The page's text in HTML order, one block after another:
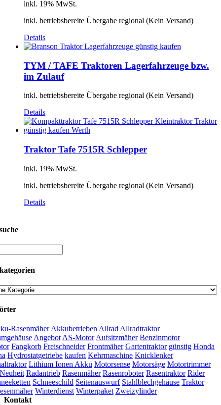
inkl. 19% MwSt.
inkl. betriebsbereite Übergabe regional (Kein Versand)
Details
TYM / TAFE Traktoren Lagerfahrzeuge bzw.
im Zulauf
inkl. betriebsbereite Übergabe regional (Kein Versand)
Details
Traktor Tafe 7515R Schlepper
inkl. 19% MwSt.
inkl. betriebsbereite Übergabe regional (Kein Versand)
Details
Rasenmäher Akkubetrieben Allrad Allradtraktor
Angebot AS-Motor Aufsitzmäher Benzinmotor
Fangkorb Freischneider Frontmäher Gartentraktor günstig Honda
Hydrostatgetriebe kaufen Kehrmaschine Knicklenker
Lithium Ionen Akku Motorsense Motorsäge Motortrimmer
Neuheit Radantrieb Rasenmäher Rasenroboter Rasentraktor Rider
Schneeschild Seitenauswurf Stahlblechgehäuse Traktor
Winterdienst Winterpaket Zweizylinder
Kontakt